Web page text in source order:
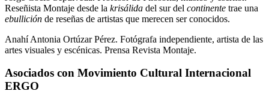
Reseñista Montaje desde la krisálida del sur del continente trae una
ebullición de reseñas de artistas que merecen ser conocidos.
Anahí Antonia Ortúzar Pérez. Fotógrafa independiente, artista de las
artes visuales y escénicas. Prensa Revista Montaje.
Asociados con Movimiento Cultural Internacional
ERGO